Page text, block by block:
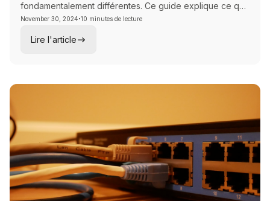
fondamentalement différentes. Ce guide explique ce que
chacun fait, ses compromis dans le monde réel et quelle
moyenne.
November 30, 2024·10 minutes de lecture
Lire l'article